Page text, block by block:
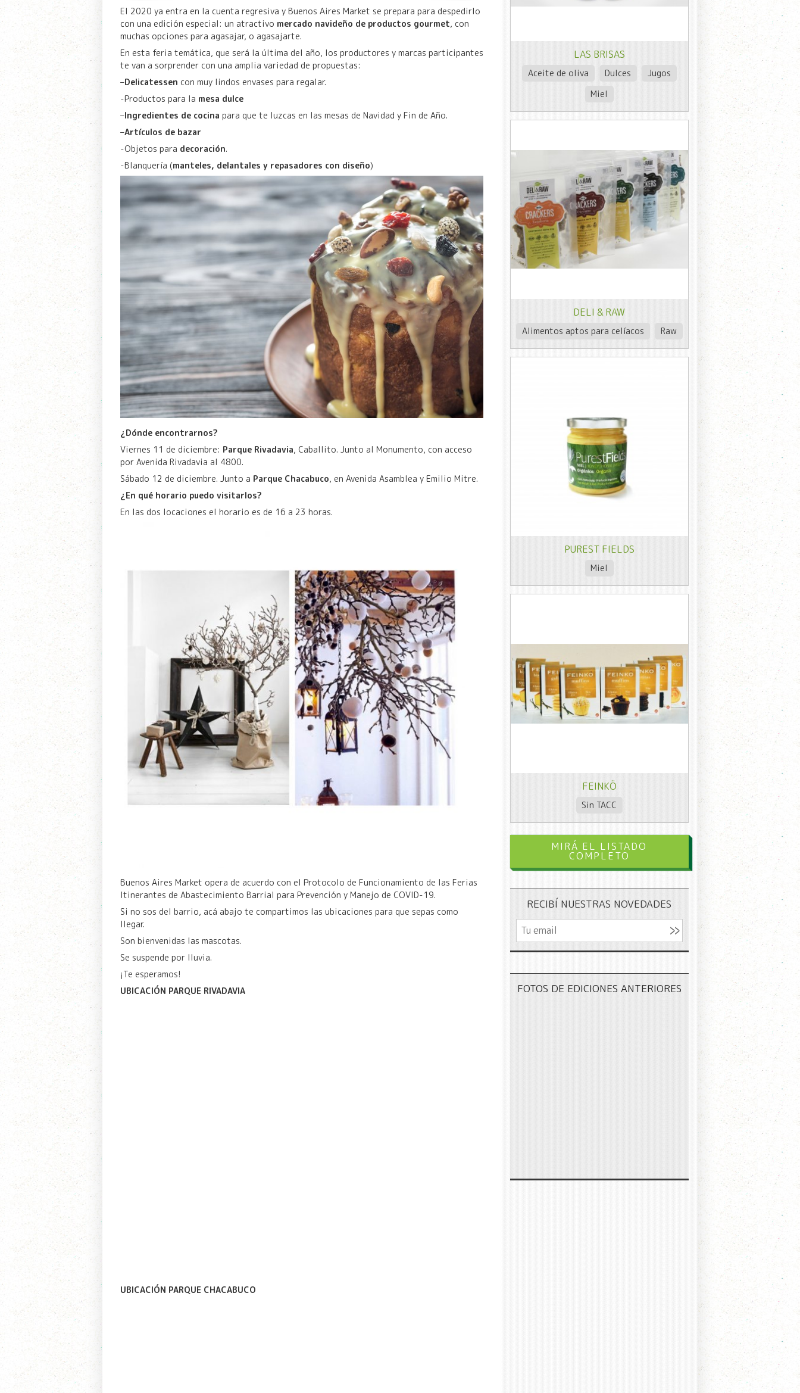
El 2020 ya entra en la cuenta regresiva y Buenos Aires Market se prepara para despedirlo
con una edición especial: un atractivo mercado navideño de productos gourmet, con
muchas opciones para agasajar, o agasajarte.
En esta feria temática, que será la última del año, los productores y marcas participantes
te van a sorprender con una amplia variedad de propuestas:
–Delicatessen con muy lindos envases para regalar.
-Productos para la mesa dulce
–Ingredientes de cocina para que te luzcas en las mesas de Navidad y Fin de Año.
–Artículos de bazar
-Objetos para decoración.
-Blanquería (manteles, delantales y repasadores con diseño)
¿Dónde encontrarnos?
Viernes 11 de diciembre: Parque Rivadavia, Caballito. Junto al Monumento, con acceso
por Avenida Rivadavia al 4800.
Sábado 12 de diciembre. Junto a Parque Chacabuco, en Avenida Asamblea y Emilio Mitre.
¿En qué horario puedo visitarlos?
En las dos locaciones el horario es de 16 a 23 horas.
Buenos Aires Market opera de acuerdo con el Protocolo de Funcionamiento de las Ferias
Itinerantes de Abastecimiento Barrial para Prevención y Manejo de COVID-19.
Si no sos del barrio, acá abajo te compartimos las ubicaciones para que sepas como
llegar.
Son bienvenidas las mascotas.
Se suspende por lluvia.
¡Te esperamos!
UBICACIÓN PARQUE RIVADAVIA
UBICACIÓN PARQUE CHACABUCO
LAS BRISAS
Aceite de oliva Dulces
Jugos
Miel
DELI & RAW
Alimentos aptos para celíacos Raw
PUREST FIELDS
Miel
FEINKÖ
Sin TACC
MIRÁ EL LISTADO
COMPLETO
RECIBÍ NUESTRAS NOVEDADES
FOTOS DE EDICIONES ANTERIORES